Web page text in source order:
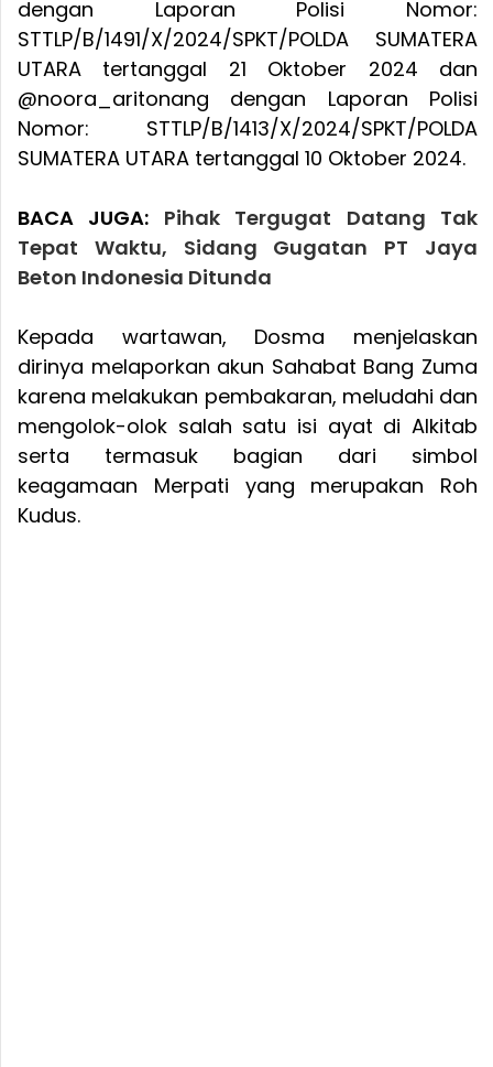
dengan Laporan Polisi Nomor:
STTLP/B/1491/X/2024/SPKT/POLDA SUMATERA
UTARA tertanggal 21 Oktober 2024 dan
@noora_aritonang dengan Laporan Polisi
Nomor: STTLP/B/1413/X/2024/SPKT/POLDA
SUMATERA UTARA tertanggal 10 Oktober 2024.
BACA JUGA: Pihak Tergugat Datang Tak
Tepat Waktu, Sidang Gugatan PT Jaya
Beton Indonesia Ditunda
Kepada wartawan, Dosma menjelaskan
dirinya melaporkan akun Sahabat Bang Zuma
karena melakukan pembakaran, meludahi dan
mengolok-olok salah satu isi ayat di Alkitab
serta termasuk bagian dari simbol
keagamaan Merpati yang merupakan Roh
Kudus.